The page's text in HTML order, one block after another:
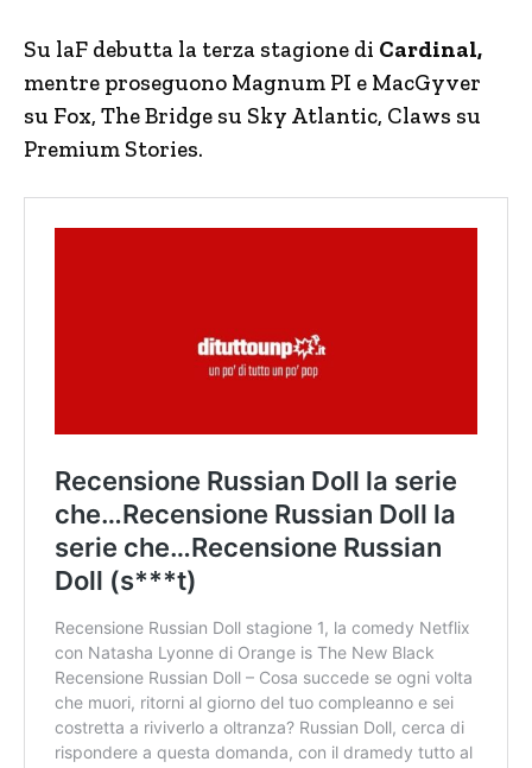
Su laF debutta la terza stagione di Cardinal,
mentre proseguono Magnum PI e MacGyver
su Fox, The Bridge su Sky Atlantic, Claws su
Premium Stories.